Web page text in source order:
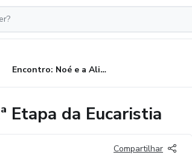
Encontro: Noé e a Aliança com Deus | 2ª Etapa da Eucaristia
Etapa da Eucaristia
Compartilhar